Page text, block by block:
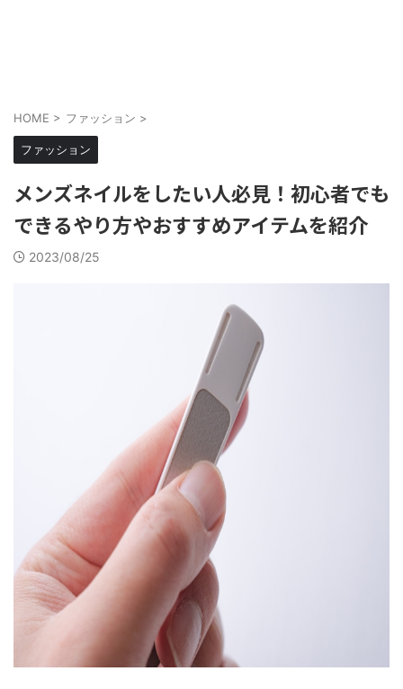
HOME > ファッション >
ファッション
メンズネイルをしたい人必見！初心者でも
できるやり方やおすすめアイテムを紹介
2023/08/25